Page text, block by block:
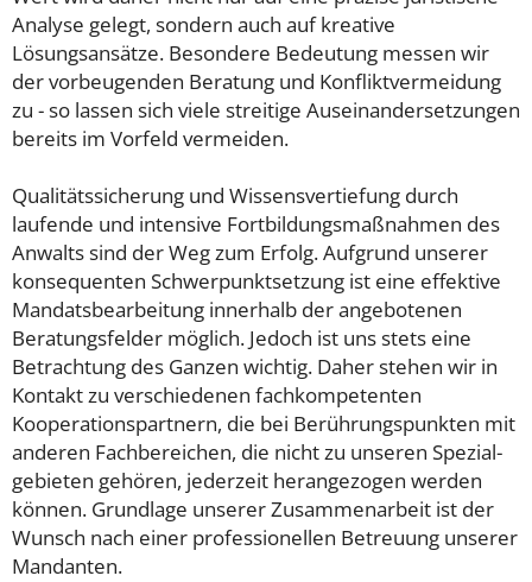
Analyse gelegt, sondern auch auf kreative
Lösungsansätze. Besondere Bedeutung messen wir
der vorbeugenden Beratung und Konfliktvermeidung
zu - so lassen sich viele streitige Auseinandersetzungen
bereits im Vorfeld vermeiden.
Qualitätssicherung und Wissensvertiefung durch
laufende und intensive Fortbildungsmaßnahmen des
Anwalts sind der Weg zum Erfolg. Aufgrund unserer
konsequenten Schwerpunktsetzung ist eine effektive
Mandatsbearbeitung innerhalb der angebotenen
Beratungsfelder möglich. Jedoch ist uns stets eine
Betrachtung des Ganzen wichtig. Daher stehen wir in
Kontakt zu verschiedenen fachkompetenten
Kooperationspartnern, die bei Berührungspunkten mit
anderen Fachbereichen, die nicht zu unseren Spezial-
gebieten gehören, jederzeit herangezogen werden
können. Grundlage unserer Zusammenarbeit ist der
Wunsch nach einer professionellen Betreuung unserer
Mandanten.